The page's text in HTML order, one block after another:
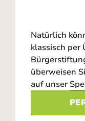
Natürlich
klassisch per
überweisen
auf unser